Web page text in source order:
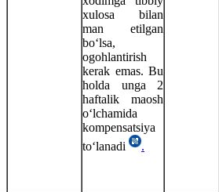
хulosa bilan
man etilgan
boʻlsa,
ogohlantirish
kerak emas. Bu
holda unga 2
haftalik maosh
oʻlchamida
kompensatsiya
toʻlanadi
.